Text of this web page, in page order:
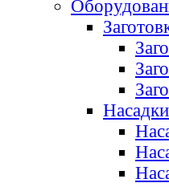
Насадки